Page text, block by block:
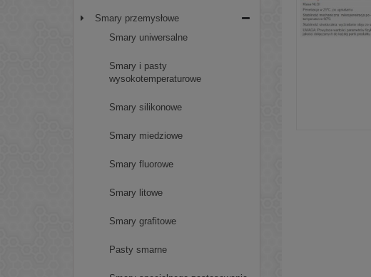
Smary przemysłowe
Smary uniwersalne
Smary i pasty
wysokotemperaturowe
Smary silikonowe
Smary miedziowe
Smary fluorowe
Smary litowe
Smary grafitowe
Pasty smarne